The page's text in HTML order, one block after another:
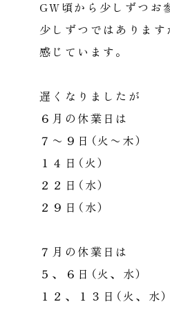
GW頃から少しずつお
少しずつではありま
感じています。
遅くなりましたが
６月の休業日は
７〜９日（火〜木）
１４日（火）
２２日（水）
２９日（水）
７月の休業日は
５、６日（火、水）
１２、１３日（火、水）